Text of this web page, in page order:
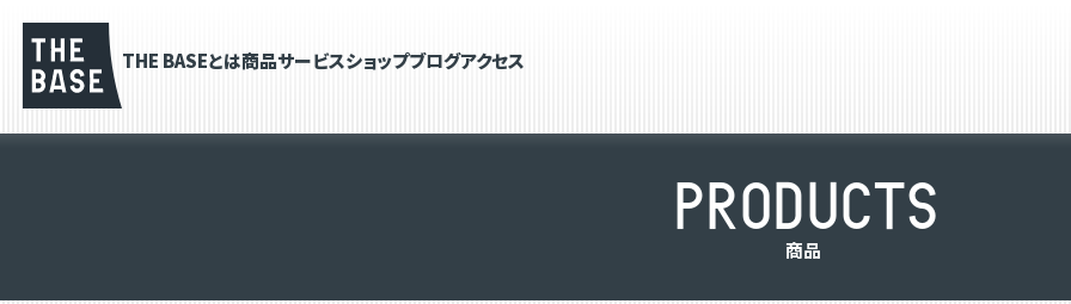
THE BASEとは商品サービスショップブログアクセス
PRODUCTS
商品